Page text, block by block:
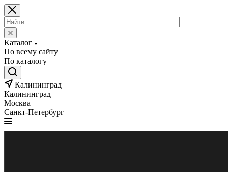
Каталог
По всему сайту
По каталогу
Калининград
Калининград
Москва
Санкт-Петербург